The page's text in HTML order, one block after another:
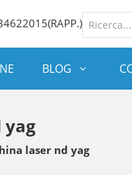
BLOG
yag
laser nd yag